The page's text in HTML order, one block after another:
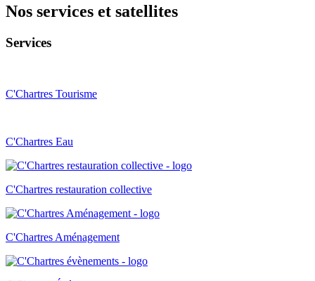
Nos services et satellites
Services
C'Chartres Tourisme
C'Chartres Eau
C'Chartres restauration collective
C'Chartres Aménagement